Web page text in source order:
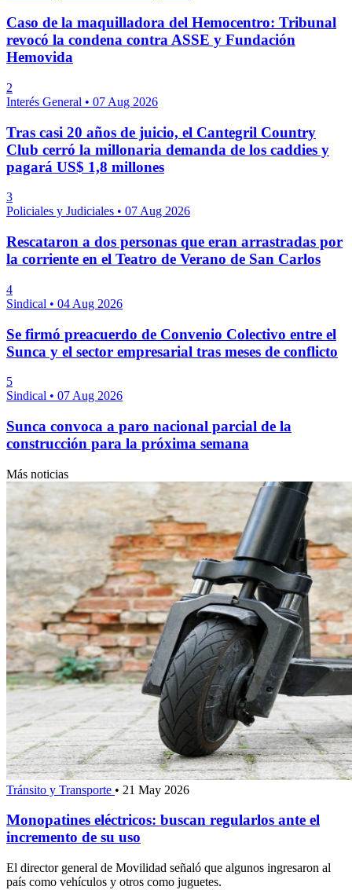
Caso de la maquilladora del Hemocentro: Tribunal
revocó la condena contra ASSE y Fundación
Hemovida
2
Interés General • 07 Aug 2026
Tras casi 20 años de juicio, el Cantegril Country
Club cerró la millonaria demanda de los caddies y
pagará US$ 1,8 millones
3
Policiales y Judiciales • 07 Aug 2026
Rescataron a dos personas que eran arrastradas por
la corriente en el Teatro de Verano de San Carlos
4
Sindical • 04 Aug 2026
Se firmó preacuerdo de Convenio Colectivo entre el
Sunca y el sector empresarial tras meses de conflicto
5
Sindical • 07 Aug 2026
Sunca convoca a paro nacional parcial de la
construcción para la próxima semana
Más noticias
Tránsito y Transporte • 21 May 2026
Monopatines eléctricos: buscan regularlos ante el
incremento de su uso
El director general de Movilidad señaló que algunos ingresaron al
país como vehículos y otros como juguetes.